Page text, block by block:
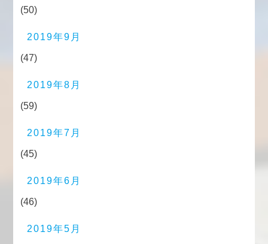
(50)
2019年9月
(47)
2019年8月
(59)
2019年7月
(45)
2019年6月
(46)
2019年5月